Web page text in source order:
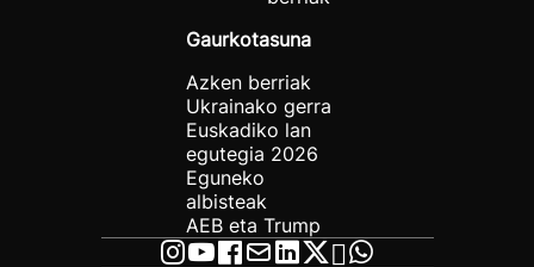
Gaurkotasuna
Azken berriak
Ukrainako gerra
Euskadiko lan
egutegia 2026
Eguneko
albisteak
AEB eta Trump